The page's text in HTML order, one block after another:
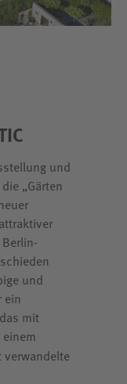
und
„Gärten
und
ein
mit
verwandelte